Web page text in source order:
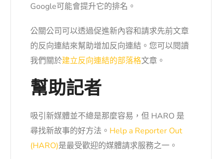
Google可能會提升它的排名。
公關公司可以透過促進新內容和請求先前文章
的反向連結來幫助增加反向連結。您可以閱讀
我們關於建立反向連結的部落格文章。
幫助記者
吸引新媒體並不總是那麼容易，但 HARO 是
尋找新故事的好方法。 Help a Reporter Out
(HARO)是最受歡迎的媒體請求服務之一。